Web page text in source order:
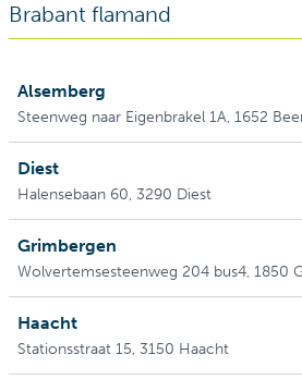
Brabant flamand
Alsemberg
Steenweg naar Eigenbrakel 1A, 1652
Diest
Halensebaan 60, 3290 Diest
Grimbergen
Wolvertemsesteenweg 204 bus4, 1850
Haacht
Stationsstraat 15, 3150 Haacht